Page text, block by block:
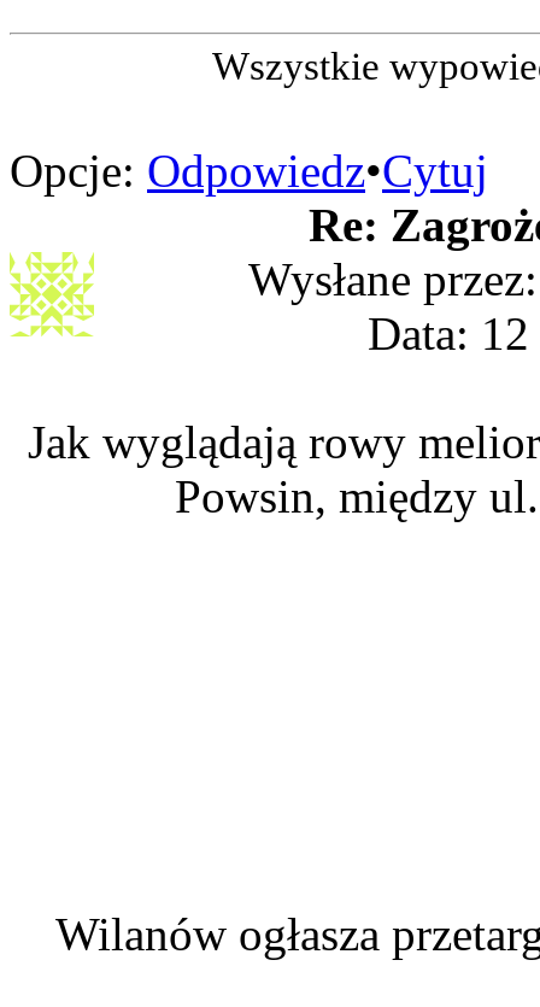
Wszystkie
Opcje: Odpowiedz•Cytuj
Re:
Wysłane
Data:
Jak wyglądają rowy
Powsin, między
Wilanów ogłasza